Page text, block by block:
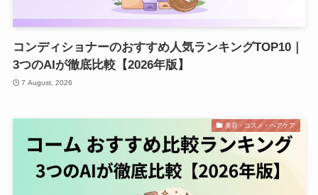
コンディショナーのおすすめ人気ランキングTOP10｜
3つのAIが徹底比較【2026年版】
7 August, 2026
美容・コスメ・ヘアケア